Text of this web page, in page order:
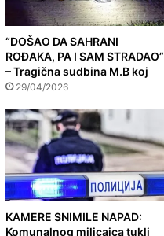
“DOŠAO DA SAHRANI
ROĐAKA, PA I SAM STRADAO”
– Tragična sudbina M.B koj
29/04/2026
KAMERE SNIMILE NAPAD:
Komunalnog milicajca tukli